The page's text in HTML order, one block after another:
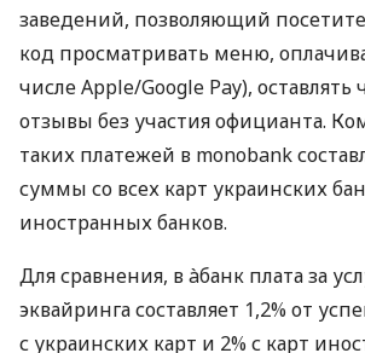
заведений, позволяющий
код просматривать меню,
числе Apple/Google Pay), оставлять
отзывы без участия официанта.
таких платежей в monobank
суммы со всех карт украинских
иностранных банков.
Для сравнения, в àбанк плата за
эквайринга составляет 1,2% от
с украинских карт и 2% с карт